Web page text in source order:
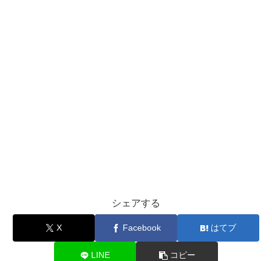
シェアする
X Facebook はてブ
LINE コピー